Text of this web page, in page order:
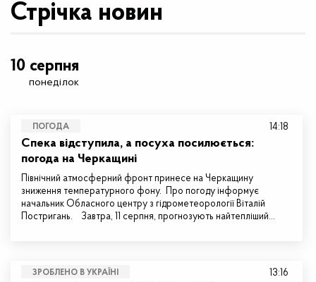
Стрічка новин
10 серпня
понеділок
ПОГОДА
Спека відступила, а посуха посилюється:
погода на Черкащині
Північний атмосферний фронт принесе на Черкащину
зниження температурного фону. Про погоду інформує
начальник Обласного центру з гідрометеорології Віталій
Постригань. Завтра, 11 серпня, прогнозують найтепліший…
14:18
ЗРОБЛЕНО В УКРАЇНІ 13:16